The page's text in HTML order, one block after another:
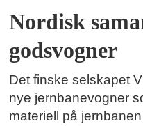
Nordisk
godsvogner
Det finske selskapet
nye jernbanevogner
materiell på